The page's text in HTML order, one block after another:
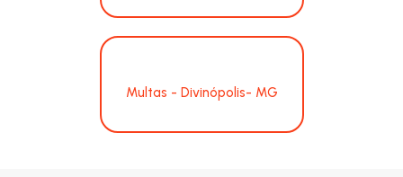
Multas - Divinópolis- MG